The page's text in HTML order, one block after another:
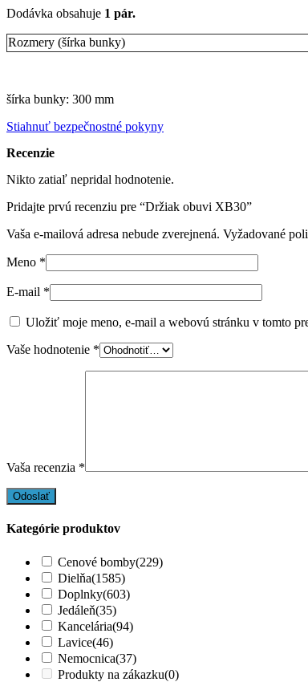
Dodávka obsahuje 1 pár.
Rozmery (šírka bunky)
šírka bunky: 300 mm
Stiahnuť bezpečnostné pokyny
Recenzie
Nikto zatiaľ nepridal hodnotenie.
Pridajte prvú recenziu pre “Držiak obuvi XB30”
Vaša e-mailová adresa nebude zverejnená. Vyžadované
Meno *
E-mail *
Uložiť moje meno, e-mail a webovú stránku v tomto
Vaše hodnotenie *
Vaša recenzia *
Kategórie produktov
Cenové bomby(229)
Dielňa(1585)
Doplnky(603)
Jedáleň(35)
Kancelária(94)
Lavice(46)
Nemocnica(37)
Produkty na zákazku(0)